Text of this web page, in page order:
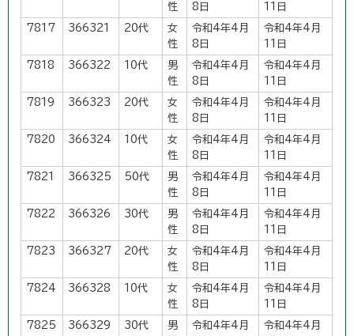
性
8日
11日
7817 366321 20代
女
性
令和4年4月
8日
令和4年4月
11日
7818 366322 10代
男
性
令和4年4月
8日
令和4年4月
11日
7819 366323 20代
女
性
令和4年4月
8日
令和4年4月
11日
7820 366324 10代
女
性
令和4年4月
8日
令和4年4月
11日
7821 366325 50代
男
性
令和4年4月
8日
令和4年4月
11日
7822 366326 30代
男
性
令和4年4月
8日
令和4年4月
11日
7823 366327 20代
女
性
令和4年4月
8日
令和4年4月
11日
7824 366328 10代
女
性
令和4年4月
8日
令和4年4月
11日
7825 366329 30代
男
令和4年4月
令和4年4月